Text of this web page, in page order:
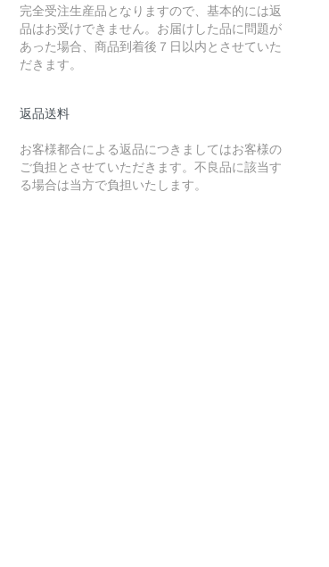
完全受注生産品となりますので、基本的には返
品はお受けできません。お届けした品に問題が
あった場合、商品到着後７日以内とさせていた
だきます。
返品送料
お客様都合による返品につきましてはお客様の
ご負担とさせていただきます。不良品に該当す
る場合は当方で負担いたします。